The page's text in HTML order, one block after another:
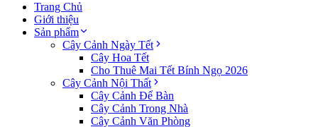
Trang Chủ
Giới thiệu
Sản phẩm
Cây Cảnh Ngày Tết
Cây Hoa Tết
Cho Thuê Mai Tết Bính Ngọ 2026
Cây Cảnh Nội Thất
Cây Cảnh Để Bàn
Cây Cảnh Trong Nhà
Cây Cảnh Văn Phòng